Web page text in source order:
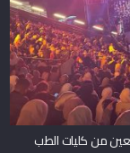
من كليات الطب